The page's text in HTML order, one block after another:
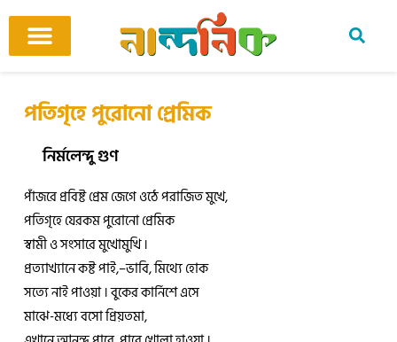
content
পতিগৃহে পুরোনো প্রেমিক
নির্মলেন্দু গুণ
পাঁজরে প্রবিষ্ট প্রেম জেগে ওঠে পরাজিত মুখে,
পতিগৃহে যেরকম পুরোনো প্রেমিক
স্বামী ও সংসারে মুখোমুখি ।
প্রত্যাখ্যানে কষ্ট পাই,–ভাবি, মিথ্যে হোক
সত্যে নাই পাওয়া । বুকের কার্নিশে এসে
মাঝে-মধ্যে বসো প্রিয়তমা,